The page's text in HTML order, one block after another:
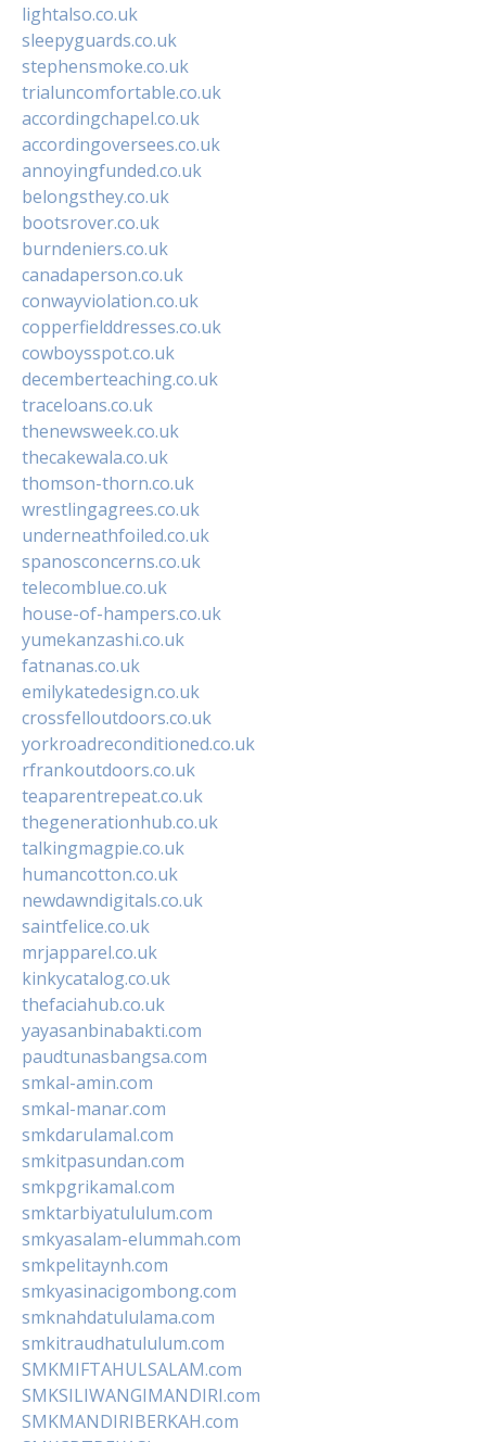
lightalso.co.uk
sleepyguards.co.uk
stephensmoke.co.uk
trialuncomfortable.co.uk
accordingchapel.co.uk
accordingoversees.co.uk
annoyingfunded.co.uk
belongsthey.co.uk
bootsrover.co.uk
burndeniers.co.uk
canadaperson.co.uk
conwayviolation.co.uk
copperfielddresses.co.uk
cowboysspot.co.uk
decemberteaching.co.uk
traceloans.co.uk
thenewsweek.co.uk
thecakewala.co.uk
thomson-thorn.co.uk
wrestlingagrees.co.uk
underneathfoiled.co.uk
spanosconcerns.co.uk
telecomblue.co.uk
house-of-hampers.co.uk
yumekanzashi.co.uk
fatnanas.co.uk
emilykatedesign.co.uk
crossfelloutdoors.co.uk
yorkroadreconditioned.co.uk
rfrankoutdoors.co.uk
teaparentrepeat.co.uk
thegenerationhub.co.uk
talkingmagpie.co.uk
humancotton.co.uk
newdawndigitals.co.uk
saintfelice.co.uk
mrjapparel.co.uk
kinkycatalog.co.uk
thefaciahub.co.uk
yayasanbinabakti.com
paudtunasbangsa.com
smkal-amin.com
smkal-manar.com
smkdarulamal.com
smkitpasundan.com
smkpgrikamal.com
smktarbiyatululum.com
smkyasalam-elummah.com
smkpelitaynh.com
smkyasinacigombong.com
smknahdatululama.com
smkitraudhatululum.com
SMKMIFTAHULSALAM.com
SMKSILIWANGIMANDIRI.com
SMKMANDIRIBERKAH.com